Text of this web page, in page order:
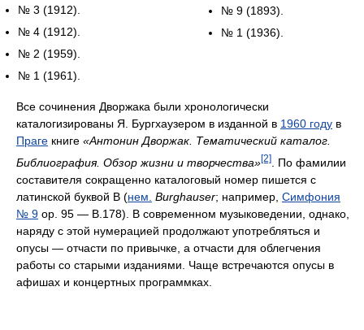
№ 3 (1912).
№ 4 (1912).
№ 2 (1959).
№ 1 (1961).
№ 9 (1893).
№ 1 (1936).
Все сочинения Дворжака были хронологически
каталогизированы Я. Бургхаузером в изданной в 1960 году в
Праге книге «Антонин Дворжак. Тематический каталог.
Библиография. Обзор жизни и творчества»[2]
. По фамилии
составителя сокращенно каталоговый номер пишется с
латинской буквой B (нем. Burghauser; например, Симфония
№ 9 op. 95 — B.178). В современном музыковедении, однако,
наряду с этой нумерацией продолжают употребляться и
опусы — отчасти по привычке, а отчасти для облегчения
работы со старыми изданиями. Чаще встречаются опусы в
афишах и концертных программках.